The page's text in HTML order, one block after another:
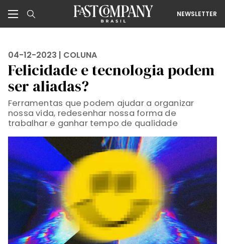
NEWSLETTER
04-12-2023 | COLUNA
Felicidade e tecnologia podem
ser aliadas?
Ferramentas que podem ajudar a organizar
nossa vida, redesenhar nossa forma de
trabalhar e ganhar tempo de qualidade